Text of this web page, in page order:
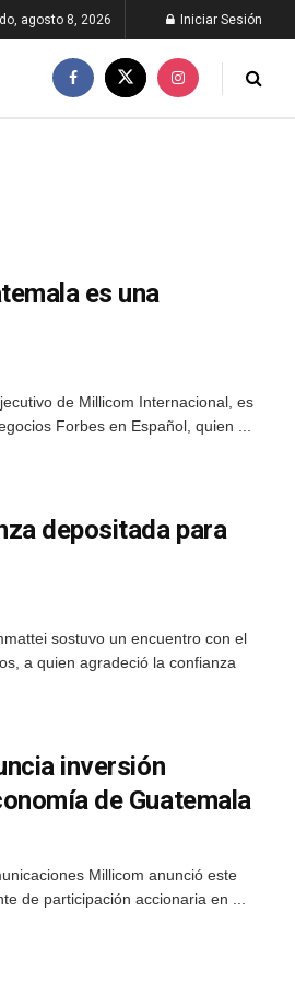
agosto 8, 2026 Iniciar Sesión
es una
de Millicom Internacional, es
Forbes en Español, quien ...
depositada para
sostuvo un encuentro con el
a quien agradeció la confianza
inversión
de Guatemala
Millicom anunció este
de participación accionaria en ...